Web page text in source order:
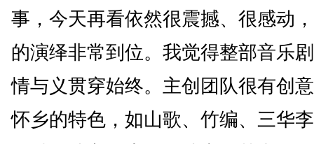
事，今天再看依然很震撼、很感动
的演绎非常到位。我觉得整部音乐
情与义贯穿始终。主创团队很有创
怀乡的特色，如山歌、竹编、三华